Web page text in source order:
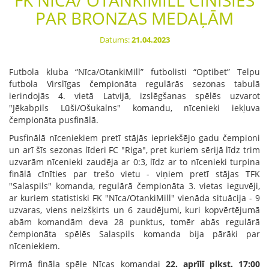
PAR BRONZAS MEDAĻĀM
Datums:21.04.2023
Futbola kluba “Nīca/OtankiMill” futbolisti “Optibet” Telpu
futbola Virslīgas čempionāta regulārās sezonas tabulā
ierindojās 4. vietā Latvijā, izslēgšanas spēlēs uzvarot
"Jēkabpils Lūši/Ošukalns" komandu, nīcenieki iekļuva
čempionāta pusfinālā.
Pusfinālā nīceniekiem pretī stājās iepriekšējo gadu čempioni
un arī šīs sezonas līderi FC "Riga", pret kuriem sērijā līdz trim
uzvarām nīcenieki zaudēja ar 0:3, līdz ar to nīcenieki turpina
finālā cīnīties par trešo vietu - viņiem pretī stājas TFK
"Salaspils" komanda, regulārā čempionāta 3. vietas ieguvēji,
ar kuriem statistiski FK "Nīca/OtankiMill" vienāda situācija - 9
uzvaras, viens neizšķirts un 6 zaudējumi, kuri kopvērtējumā
abām komandām deva 28 punktus, tomēr abās regulārā
čempionāta spēlēs Salaspils komanda bija pārāki par
nīceniekiem.
Pirmā fināla spēle Nīcas komandai 22. aprīlī plkst. 17:00